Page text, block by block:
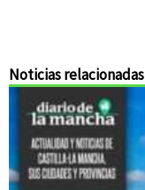
Noticias relacionadas